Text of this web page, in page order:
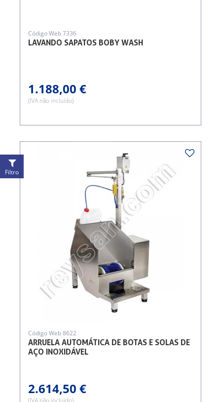
LAVANDO SAPATOS BOBY WASH
Código Web 7336
1.188,00 €
(IVA não incluído)
ARRUELA AUTOMÁTICA DE BOTAS E SOLAS DE
AÇO INOXIDÁVEL
Código Web 8622
2.614,50 €
(IVA não incluído)
Filtro